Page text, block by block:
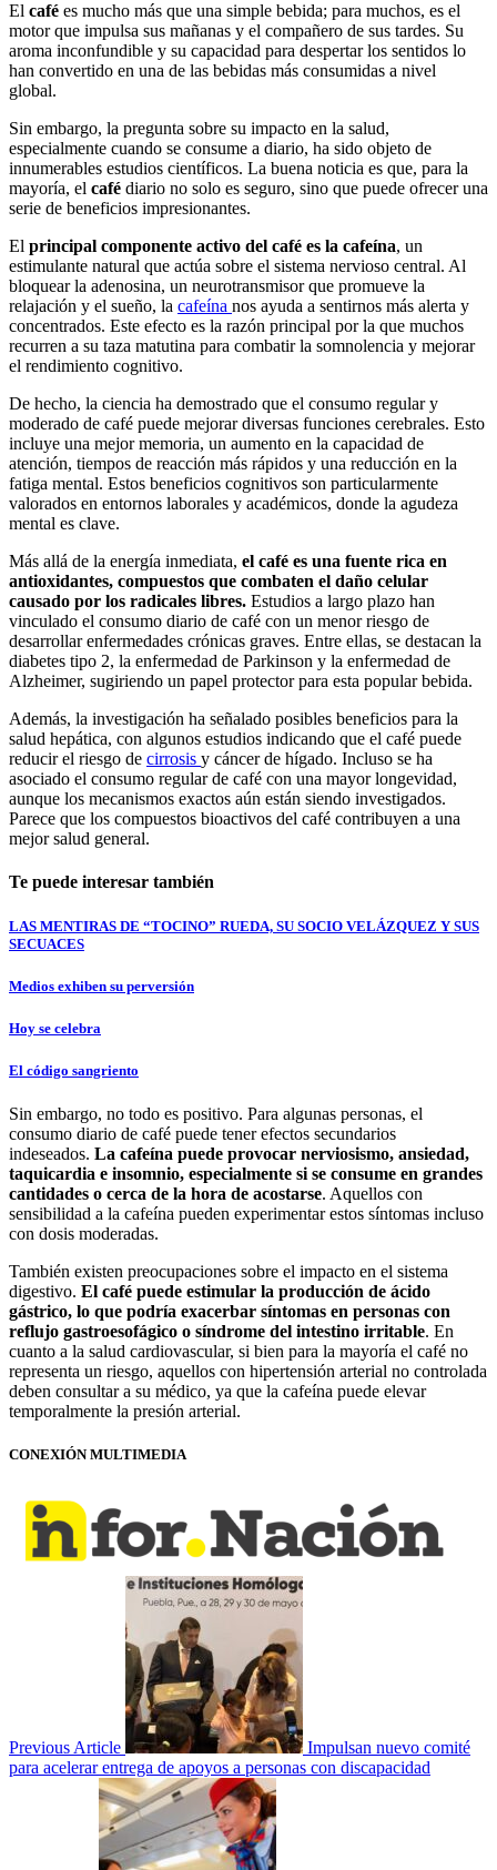
El café es mucho más que una simple bebida; para muchos, es el
motor que impulsa sus mañanas y el compañero de sus tardes. Su
aroma inconfundible y su capacidad para despertar los sentidos lo
han convertido en una de las bebidas más consumidas a nivel
global.
Sin embargo, la pregunta sobre su impacto en la salud,
especialmente cuando se consume a diario, ha sido objeto de
innumerables estudios científicos. La buena noticia es que, para la
mayoría, el café diario no solo es seguro, sino que puede ofrecer una
serie de beneficios impresionantes.
El principal componente activo del café es la cafeína, un
estimulante natural que actúa sobre el sistema nervioso central. Al
bloquear la adenosina, un neurotransmisor que promueve la
relajación y el sueño, la cafeína nos ayuda a sentirnos más alerta y
concentrados. Este efecto es la razón principal por la que muchos
recurren a su taza matutina para combatir la somnolencia y mejorar
el rendimiento cognitivo.
De hecho, la ciencia ha demostrado que el consumo regular y
moderado de café puede mejorar diversas funciones cerebrales. Esto
incluye una mejor memoria, un aumento en la capacidad de
atención, tiempos de reacción más rápidos y una reducción en la
fatiga mental. Estos beneficios cognitivos son particularmente
valorados en entornos laborales y académicos, donde la agudeza
mental es clave.
Más allá de la energía inmediata, el café es una fuente rica en
antioxidantes, compuestos que combaten el daño celular
causado por los radicales libres. Estudios a largo plazo han
vinculado el consumo diario de café con un menor riesgo de
desarrollar enfermedades crónicas graves. Entre ellas, se destacan la
diabetes tipo 2, la enfermedad de Parkinson y la enfermedad de
Alzheimer, sugiriendo un papel protector para esta popular bebida.
Además, la investigación ha señalado posibles beneficios para la
salud hepática, con algunos estudios indicando que el café puede
reducir el riesgo de cirrosis y cáncer de hígado. Incluso se ha
asociado el consumo regular de café con una mayor longevidad,
aunque los mecanismos exactos aún están siendo investigados.
Parece que los compuestos bioactivos del café contribuyen a una
mejor salud general.
Te puede interesar también
LAS MENTIRAS DE “TOCINO” RUEDA, SU SOCIO VELÁZQUEZ Y SUS
SECUACES
Medios exhiben su perversión
Hoy se celebra
El código sangriento
Sin embargo, no todo es positivo. Para algunas personas, el
consumo diario de café puede tener efectos secundarios
indeseados. La cafeína puede provocar nerviosismo, ansiedad,
taquicardia e insomnio, especialmente si se consume en grandes
cantidades o cerca de la hora de acostarse. Aquellos con
sensibilidad a la cafeína pueden experimentar estos síntomas incluso
con dosis moderadas.
También existen preocupaciones sobre el impacto en el sistema
digestivo. El café puede estimular la producción de ácido
gástrico, lo que podría exacerbar síntomas en personas con
reflujo gastroesofágico o síndrome del intestino irritable. En
cuanto a la salud cardiovascular, si bien para la mayoría el café no
representa un riesgo, aquellos con hipertensión arterial no controlada
deben consultar a su médico, ya que la cafeína puede elevar
temporalmente la presión arterial.
CONEXIÓN MULTIMEDIA
Previous Article
Impulsan nuevo comité
para acelerar entrega de apoyos a personas con discapacidad